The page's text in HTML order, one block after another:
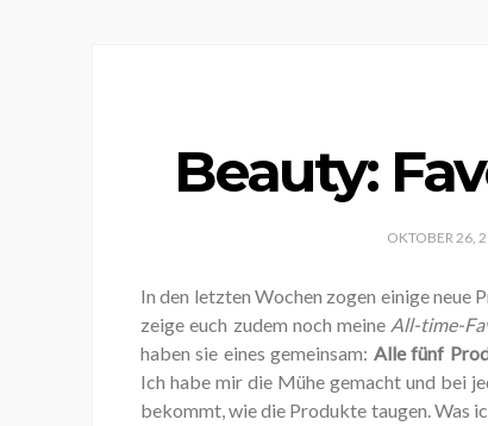
Beauty:
OKTOBER 26,
In den letzten Wochen zogen einige neue
zeige euch zudem noch meine All-time-
haben sie eines gemeinsam: Alle fünf
Ich habe mir die Mühe gemacht und bei
bekommt, wie die Produkte taugen. Was